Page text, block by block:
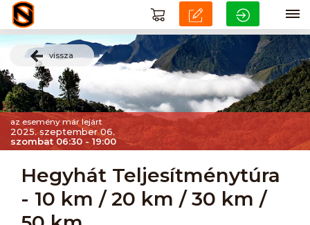
vissza
az esemény már lejárt
2025. szeptember 06.
szombat 06:30 - 19:00
Hegyhát Teljesítménytúra
- 10 km / 20 km / 30 km /